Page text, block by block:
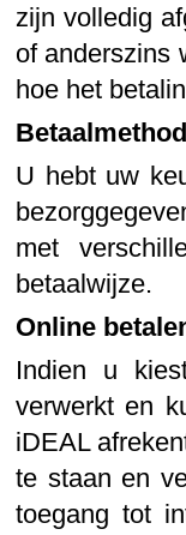
zijn volledig
of anderszins
hoe het
U hebt uw
met
betaalwijze.
Online
Indien u
verwerkt en
iDEAL
te staan en
toegang tot